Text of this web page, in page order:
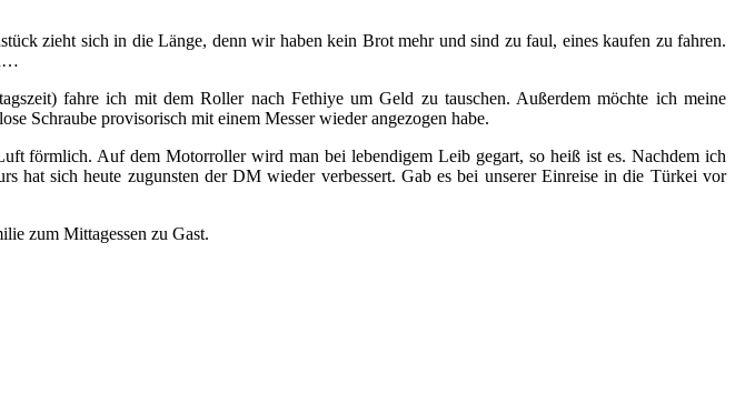
zieht sich in die Länge, denn wir haben kein Brot mehr und sind zu faul, eines kaufen zu fahren.
fahre ich mit dem Roller nach Fethiye um Geld zu tauschen. Außerdem möchte ich meine
Schraube provisorisch mit einem Messer wieder angezogen habe.
förmlich. Auf dem Motorroller wird man bei lebendigem Leib gegart, so heiß ist es. Nachdem ich
hat sich heute zugunsten der DM wieder verbessert. Gab es bei unserer Einreise in die Türkei vor
zum Mittagessen zu Gast.